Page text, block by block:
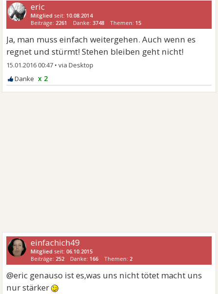
eric
Mitglied seit: 10.08.2014
Beiträge: 2261 Danke: 3748 Themen: 15
Ja, man muss einfach weitergehen. Auch wenn es
regnet und stürmt! Stehen bleiben geht nicht!
15.01.2016 00:47 •
x 2
einfachich49
Mitglied seit:06.10.2015
Beiträge: 252 Danke: 166 Themen: 2
@eric genauso ist es,was uns nicht tötet macht uns
nur stärker